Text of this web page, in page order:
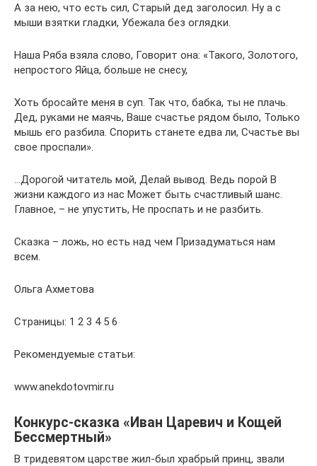
А за нею, что есть сил, Старый дед заголосил. Ну а с
мыши взятки гладки, Убежала без оглядки.
Наша Ряба взяла слово, Говорит она: «Такого, Золотого,
непростого Яйца, больше не снесу,
Хоть бросайте меня в суп. Так что, бабка, ты не плачь.
Дед, руками не маячь, Ваше счастье рядом было, Только
мышь его разбила. Спорить станете едва ли, Счастье вы
свое проспали».
…Дорогой читатель мой, Делай вывод. Ведь порой В
жизни каждого из нас Может быть счастливый шанс.
Главное, – не упустить, Не проспать и не разбить.
Сказка – ложь, но есть над чем Призадуматься нам
всем.
Ольга Ахметова
Страницы: 1 2 3 4 5 6
Рекомендуемые статьи:
www.anekdotovmir.ru
Конкурс-сказка «Иван Царевич и Кощей
Бессмертный»
В тридевятом царстве жил-был храбрый принц, звали